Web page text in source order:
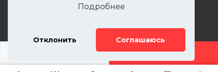
Подробнее
Отклонить Соглашаюсь
ДОБАВИТЬ УСЛУГУ
разрешения запрещена. Все права защищены.
Телефон: 8(499)-302-00-57